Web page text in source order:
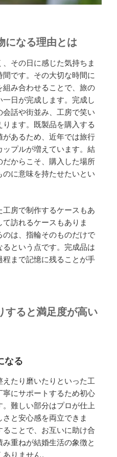
になる理由とは
その日に感じた気持ちま
です。その大切な時間に
み合わせることで、旅の
日が完成します。完成し
話や街並み、工房で笑い
ます。既製品を購入する
あるため、近年では旅行
ップルが増えています。結
からこそ、購入した場所
に意味を持たせたいとい
房で制作するケースもあ
訪れるケースもありま
は、指輪そのものだけで
という点です。完成品は
程まで記憶に残ることが手
すると満足度が高い
なる
たり磨いたりといった工
にサポートするため初心
難しい部分はプロが仕上
と安心感を両立できま
ことで、お互いに助け合
重ねが結婚生活の象徴と
りません。